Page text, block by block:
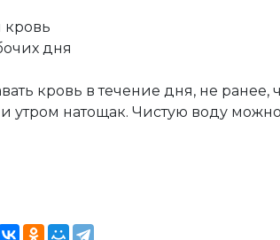
кровь
дня
кровь в течение дня, не ранее,
утром натощак. Чистую воду